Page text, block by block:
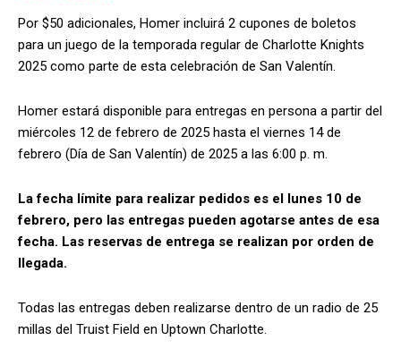
Por $50 adicionales, Homer incluirá 2 cupones de boletos
para un juego de la temporada regular de Charlotte Knights
2025 como parte de esta celebración de San Valentín.
Homer estará disponible para entregas en persona a partir del
miércoles 12 de febrero de 2025 hasta el viernes 14 de
febrero (Día de San Valentín) de 2025 a las 6:00 p. m.
La fecha límite para realizar pedidos es el lunes 10 de
febrero, pero las entregas pueden agotarse antes de esa
fecha. Las reservas de entrega se realizan por orden de
llegada.
Todas las entregas deben realizarse dentro de un radio de 25
millas del Truist Field en Uptown Charlotte.